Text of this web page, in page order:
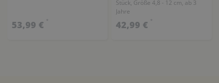
53,99 € *
Stück, Größe 4,8 - 12 cm, ab 3
Jahre
42,99 € *